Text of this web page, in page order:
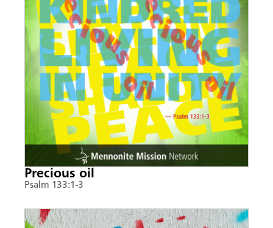
Precious oil
Psalm 133:1-3